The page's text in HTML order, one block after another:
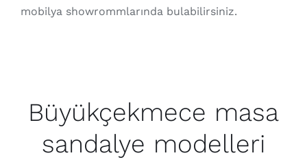
mobilya showrommlarında bulabilirsiniz.
Büyükçekmece masa
sandalye modelleri